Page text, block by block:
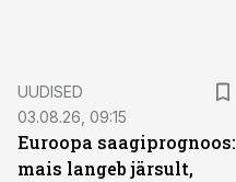
UUDISED
03.08.26, 09:15
Euroopa saagiprognoos:
mais langeb järsult,